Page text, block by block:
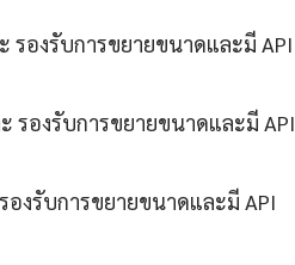
รองรับการขยายขนาดและมี API
รองรับการขยายขนาดและมี API
งรับการขยายขนาดและมี API